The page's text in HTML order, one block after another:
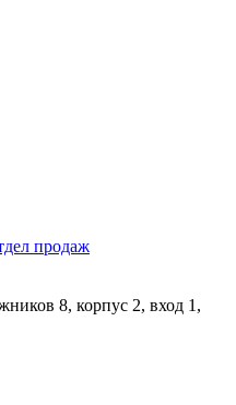
продаж
8, корпус 2, вход 1,